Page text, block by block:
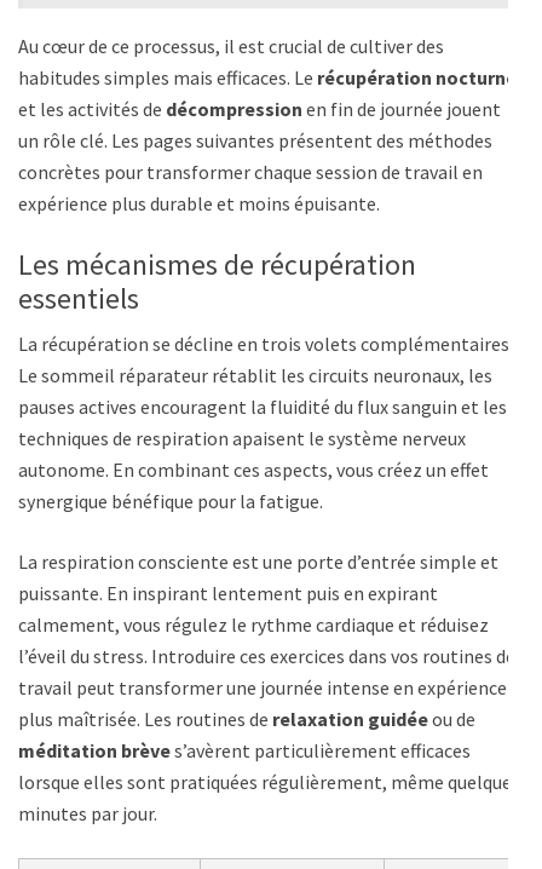
Au cœur de ce processus, il est crucial de cultiver des
habitudes simples mais efficaces. Le récupération nocturne
et les activités de décompression en fin de journée jouent
un rôle clé. Les pages suivantes présentent des méthodes
concrètes pour transformer chaque session de travail en
expérience plus durable et moins épuisante.
Les mécanismes de récupération
essentiels
La récupération se décline en trois volets complémentaires.
Le sommeil réparateur rétablit les circuits neuronaux, les
pauses actives encouragent la fluidité du flux sanguin et les
techniques de respiration apaisent le système nerveux
autonome. En combinant ces aspects, vous créez un effet
synergique bénéfique pour la fatigue.
La respiration consciente est une porte d’entrée simple et
puissante. En inspirant lentement puis en expirant
calmement, vous régulez le rythme cardiaque et réduisez
l’éveil du stress. Introduire ces exercices dans vos routines de
travail peut transformer une journée intense en expérience
plus maîtrisée. Les routines de relaxation guidéeou de
méditation brèves’avèrent particulièrement efficaces
lorsque elles sont pratiquées régulièrement, même quelques
minutes par jour.